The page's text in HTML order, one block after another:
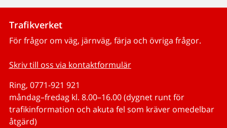
Trafikverket
För frågor om väg, järnväg, färja och övriga frågor.
Skriv till oss via kontaktformulär
Ring, 0771-921 921
måndag–fredag kl. 8.00–16.00 (dygnet runt för
trafikinformation och akuta fel som kräver omedelbar
åtgärd)